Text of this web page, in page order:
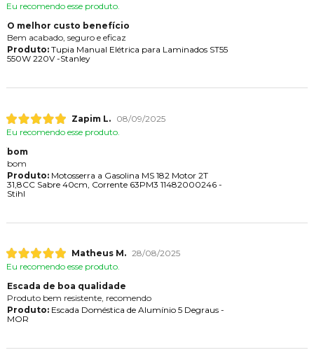
Eu recomendo esse produto.
O melhor custo benefício
Bem acabado, seguro e eficaz
Produto:Tupia Manual Elétrica para Laminados ST55
550W 220V -Stanley
Zapim L.
08/09/2025
Eu recomendo esse produto.
bom
bom
Produto:Motosserra a Gasolina MS 182 Motor 2T
31,8CC Sabre 40cm, Corrente 63PM3 11482000246 -
Stihl
Matheus M. 28/08/2025
Eu recomendo esse produto.
Escada de boa qualidade
Produto bem resistente, recomendo
Produto:Escada Doméstica de Alumínio 5 Degraus -
MOR